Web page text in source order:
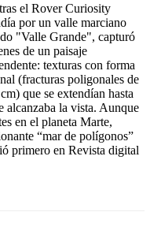
el Rover Curiosity
por un valle marciano
"Valle Grande", capturó
de un paisaje
texturas con forma
(fracturas poligonales de
que se extendían hasta
alcanzaba la vista. Aunque
en el planeta Marte,
“mar de polígonos”
primero en Revista digital